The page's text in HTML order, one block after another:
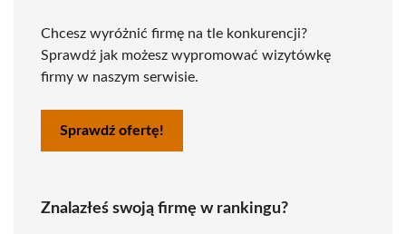
Chcesz wyróżnić firmę na tle konkurencji?
Sprawdź jak możesz wypromować wizytówkę
firmy w naszym serwisie.
Sprawdź ofertę!
Znalazłeś swoją firmę w rankingu?